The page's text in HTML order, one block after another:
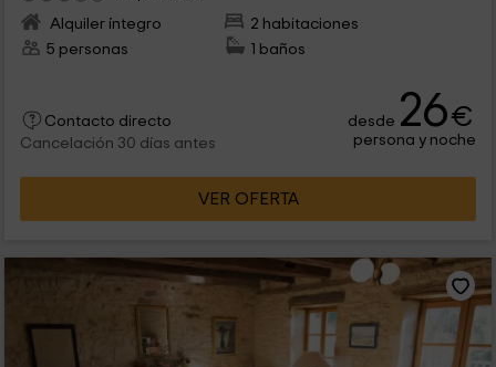
Alquiler íntegro
2 habitaciones
5 personas
1 baños
Contacto directo
Cancelación 30 días antes
desde 26€
persona y noche
VER OFERTA